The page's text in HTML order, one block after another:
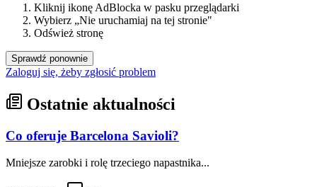
Kliknij ikonę AdBlocka w pasku przeglądarki
Wybierz „Nie uruchamiaj na tej stronie"
Odśwież stronę
Sprawdź ponownie
Zaloguj się, żeby zgłosić problem
Ostatnie aktualności
Co oferuje Barcelona Savioli?
Mniejsze zarobki i rolę trzeciego napastnika...